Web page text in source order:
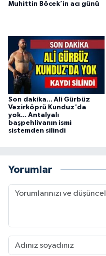
Muhittin Böcek’in acı günü
Son dakika... Ali Gürbüz
Vezirköprü Kunduz'da
yok... Antalyalı
başpehlivanın ismi
sistemden silindi
Yorumlar